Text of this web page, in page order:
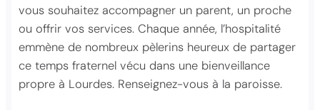
vous souhaitez accompagner un parent, un proche
ou offrir vos services. Chaque année, l’hospitalité
emmène de nombreux pèlerins heureux de partager
ce temps fraternel vécu dans une bienveillance
propre à Lourdes. Renseignez-vous à la paroisse.